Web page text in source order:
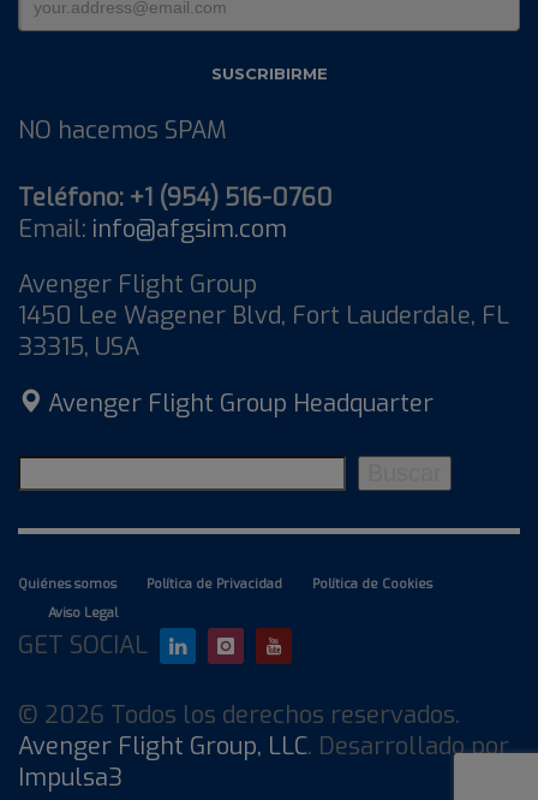
NO hacemos SPAM
Teléfono: +1 (954) 516-0760
Email: info@afgsim.com
Avenger Flight Group
1450 Lee Wagener Blvd, Fort Lauderdale, FL
33315, USA
Avenger Flight Group Headquarter
Buscar
Quiénes somos Política de Privacidad
Política de Cookies
Aviso Legal
GET SOCIAL
© 2026 Todos los derechos reservados.
Avenger Flight Group, LLC. Desarrollado por
Impulsa3